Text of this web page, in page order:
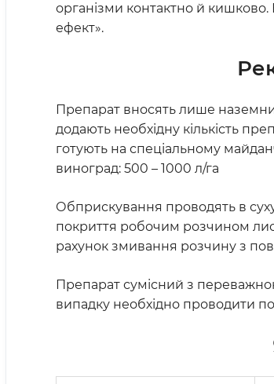
організми контактно й кишково.
ефект».
Препарат вносять лише
додають необхідну кількість
готують на спеціальному
виноград: 500 – 1000 л/га
Обприскування проводять в
покриття робочим розчином
рахунок змивання розчину з
Препарат сумісний з
випадку необхідно проводити